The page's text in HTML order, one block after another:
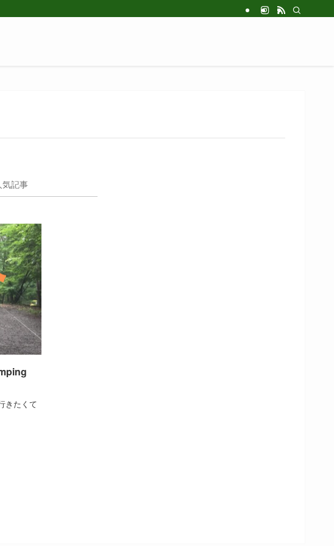
気記事
きたくて